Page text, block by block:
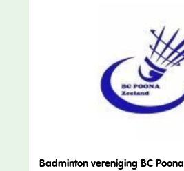
Badminton vereniging BC Poona